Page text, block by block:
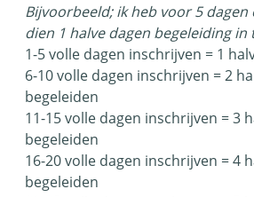
Bijvoorbeeld; ik heb voor 5 dagen
dien 1 halve dagen begeleiding in
1-5 volle dagen inschrijven = 1
6-10 volle dagen inschrijven = 2
begeleiden
11-15 volle dagen inschrijven = 3
begeleiden
16-20 volle dagen inschrijven = 4
begeleiden